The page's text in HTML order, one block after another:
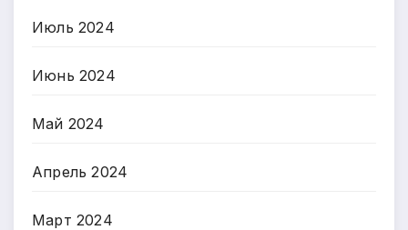
Июль 2024
Июнь 2024
Май 2024
Апрель 2024
Март 2024